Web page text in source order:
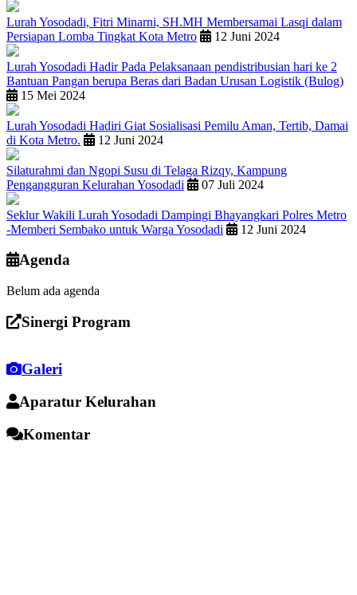
Lurah Yosodadi, Fitri Minarni, SH.MH Membersamai Lasqi dalam
Persiapan Lomba Tingkat Kota Metro
12 Juni 2024
Lurah Yosodadi Hadir Pada Pelaksanaan pendistribusian hari ke 2
Bantuan Pangan berupa Beras dari Badan Urusan Logistik (Bulog)
15 Mei 2024
Lurah Yosodadi Hadiri Giat Sosialisasi Pemilu Aman, Tertib, Damai
di Kota Metro.
12 Juni 2024
Silaturahmi dan Ngopi Susu di Telaga Rizqy, Kampung
Pengangguran Kelurahan Yosodadi
07 Juli 2024
Seklur Wakili Lurah Yosodadi Dampingi Bhayangkari Polres Metro
-Memberi Sembako untuk Warga Yosodadi
12 Juni 2024
Agenda
Belum ada agenda
Sinergi Program
Galeri
Aparatur Kelurahan
Komentar